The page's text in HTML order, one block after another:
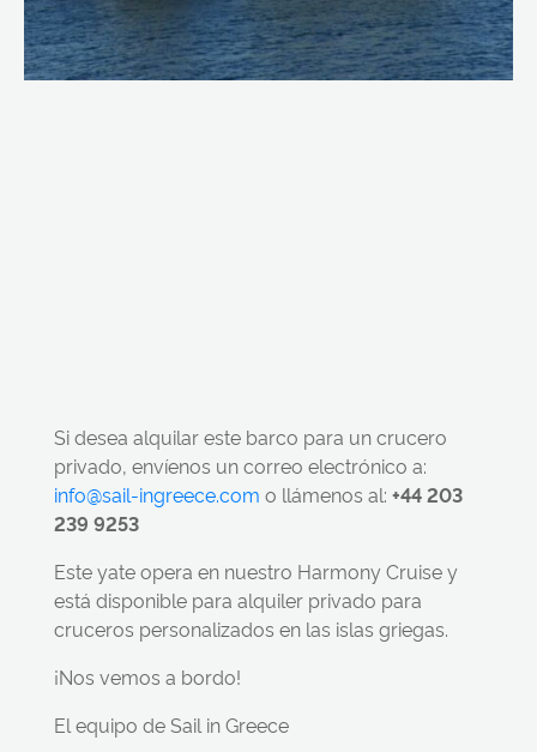
Si desea alquilar este barco para un crucero
privado, envíenos un correo electrónico a:
info@sail-ingreece.com o llámenos al: +44 203
239 9253
Este yate opera en nuestro Harmony Cruise y
está disponible para alquiler privado para
cruceros personalizados en las islas griegas.
¡Nos vemos a bordo!
El equipo de Sail in Greece